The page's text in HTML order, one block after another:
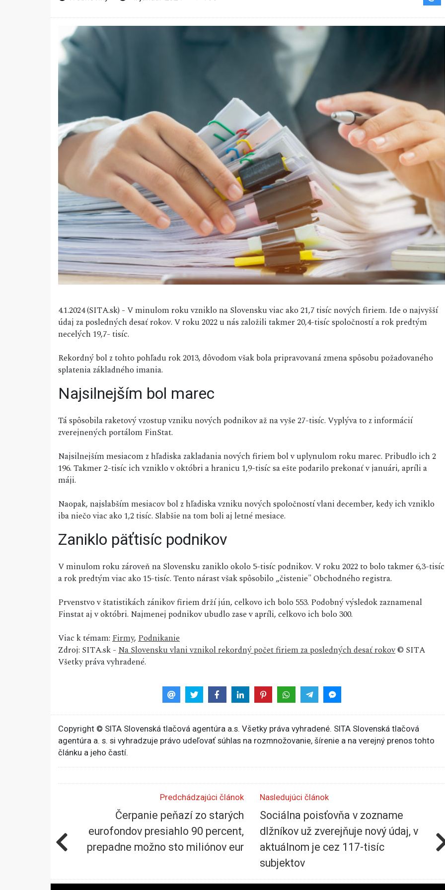
4.1.2024 (SITA.sk) - V minulom roku vzniklo na Slovensku viac ako 21,7 tisíc nových firiem. Ide o najvyšší
údaj za posledných desať rokov. V roku 2022 u nás založili takmer 20,4-tisíc spoločností a rok predtým
necelých 19,7- tisíc.
Rekordný bol z tohto pohľadu rok 2013, dôvodom však bola pripravovaná zmena spôsobu požadovaného
splatenia základného imania.
Najsilnejším bol marec
Tá spôsobila raketový vzostup vzniku nových podnikov až na vyše 27-tisíc. Vyplýva to z informácií
zverejnených portálom FinStat.
Najsilnejším mesiacom z hľadiska zakladania nových firiem bol v uplynulom roku marec. Pribudlo ich 2
196. Takmer 2-tisíc ich vzniklo v októbri a hranicu 1,9-tisíc sa ešte podarilo prekonať v januári, apríli a
máji.
Naopak, najslabším mesiacov bol z hľadiska vzniku nových spoločností vlani december, kedy ich vzniklo
iba niečo viac ako 1,2 tisíc. Slabšie na tom boli aj letné mesiace.
Zaniklo päťtisíc podnikov
V minulom roku zároveň na Slovensku zaniklo okolo 5-tisíc podnikov. V roku 2022 to bolo takmer 6,3-tisíc
a rok predtým viac ako 15-tisíc. Tento nárast však spôsobilo „čistenie" Obchodného registra.
Prvenstvo v štatistikách zánikov firiem drží jún, celkovo ich bolo 553. Podobný výsledok zaznamenal
Finstat aj v októbri. Najmenej podnikov ubudlo zase v apríli, celkovo ich bolo 300.
Viac k témam:Firmy,Podnikanie
Zdroj: SITA.sk -Na Slovensku vlani vznikol rekordný počet firiem za posledných desať rokov© SITA
Všetky práva vyhradené.
Copyright © SITA Slovenská tlačová agentúra a.s. Všetky práva vyhradené. SITA Slovenská tlačová
agentúra a. s. si vyhradzuje právo udeľovať súhlas na rozmnožovanie, šírenie a na verejný prenos tohto
článku a jeho častí.
Predchádzajúci článok
Čerpanie peňazí zo starých
eurofondov presiahlo 90 percent,
prepadne možno sto miliónov eur
Nasledujúci článok
Sociálna poisťovňa v zozname
dlžníkov už zverejňuje nový údaj, v
aktuálnom je cez 117-tisíc
subjektov